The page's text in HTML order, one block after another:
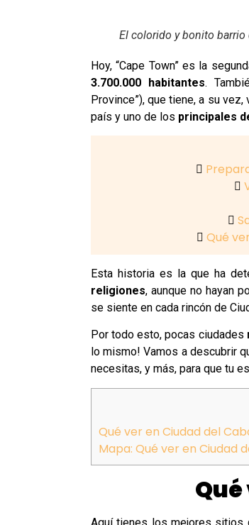
El colorido y bonito barrio
Hoy, “Cape Town” es la
3.700.000 habitantes.
Province”), que tiene, a su
país y uno de los principales
Qué
Esta historia es la que ha
religiones, aunque no hayan
se siente en cada rincón de
Por todo esto, pocas ciudades
lo mismo! Vamos a descubrir
necesitas, y más, para que tu
Qué ver en Ciudad del
Mapa: Qué ver en Ciudad